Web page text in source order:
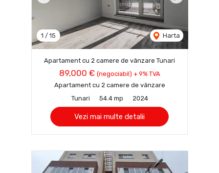
1 / 15 Harta
Apartament cu 2 camere de vânzare Tunari
89,000 € (negociabil) + 9% TVA
Apartament cu 2 camere de vânzare
Tunari
54.4 mp 2024
Vezi mai multe detalii